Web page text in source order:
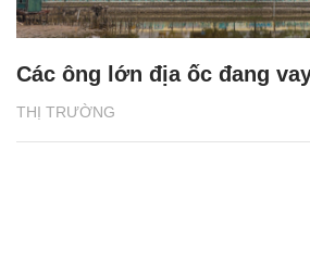
THỊ TRƯỜNG
Các ông lớn địa ốc đang